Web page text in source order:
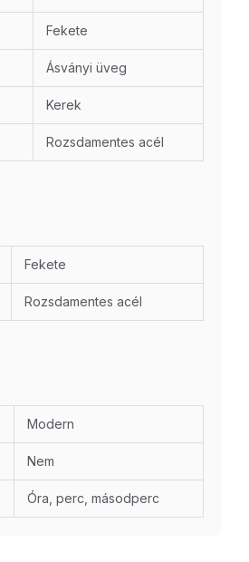
Fekete
Ásványi üveg
Kerek
Rozsdamentes acél
Fekete
Rozsdamentes acél
Modern
Nem
Óra, perc, másodperc